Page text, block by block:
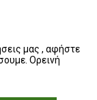
μας , αφήστε
Ορεινή